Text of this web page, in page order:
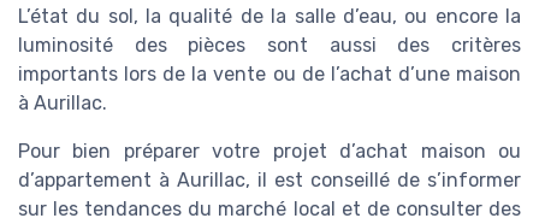
L’état du sol, la qualité de la salle d’eau, ou encore la
luminosité des pièces sont aussi des critères
importants lors de la vente ou de l’achat d’une maison
à Aurillac.
Pour bien préparer votre projet d’achat maison ou
d’appartement à Aurillac, il est conseillé de s’informer
sur les tendances du marché local et de consulter des